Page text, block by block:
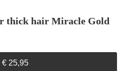
thick hair Miracle Gold
€25,95